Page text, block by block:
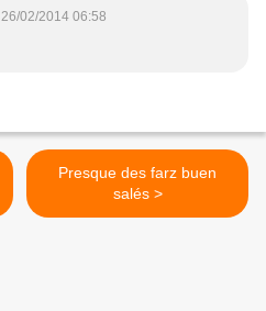
26/02/2014 06:58
Presque des farz buen
salés >